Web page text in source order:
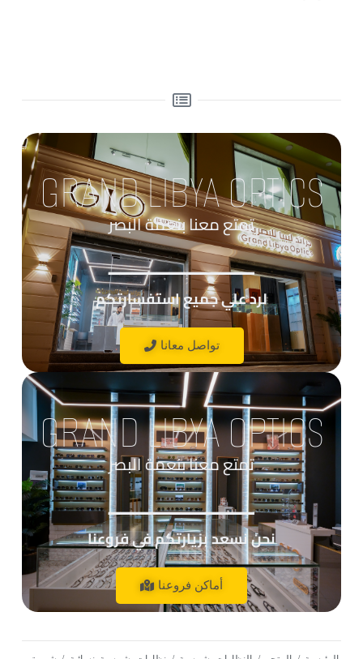
GRAND LIBYA OPTICS
تمتع معنا بنعمة البصر
____________
نحن نسعد بزيارتكم في فروعنا
أماكن فروعنا
GRAND LIBYA OPTICS
تمتع معنا بنعمة البصر
____________
لرد علي جميع استفسارتكم
تواصل معانا